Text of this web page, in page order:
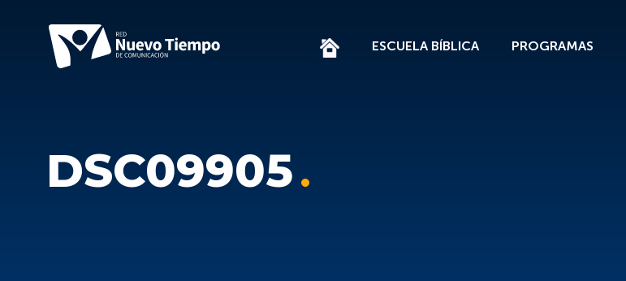
ESCUELA BÍBLICA PROGRAMAS
DSC09905